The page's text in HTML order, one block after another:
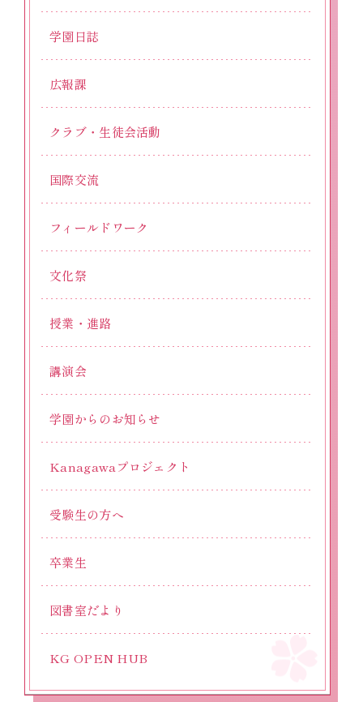
学園日誌
広報課
クラブ・生徒会活動
国際交流
フィールドワーク
文化祭
授業・進路
講演会
学園からのお知らせ
Kanagawaプロジェクト
受験生の方へ
卒業生
図書室だより
KG OPEN HUB